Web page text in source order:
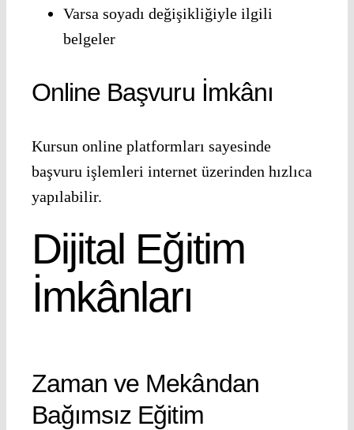
Varsa soyadı değişikliğiyle ilgili
belgeler
Online Başvuru İmkânı
Kursun online platformları sayesinde
başvuru işlemleri internet üzerinden hızlıca
yapılabilir.
Dijital Eğitim
İmkânları
Zaman ve Mekândan
Bağımsız Eğitim